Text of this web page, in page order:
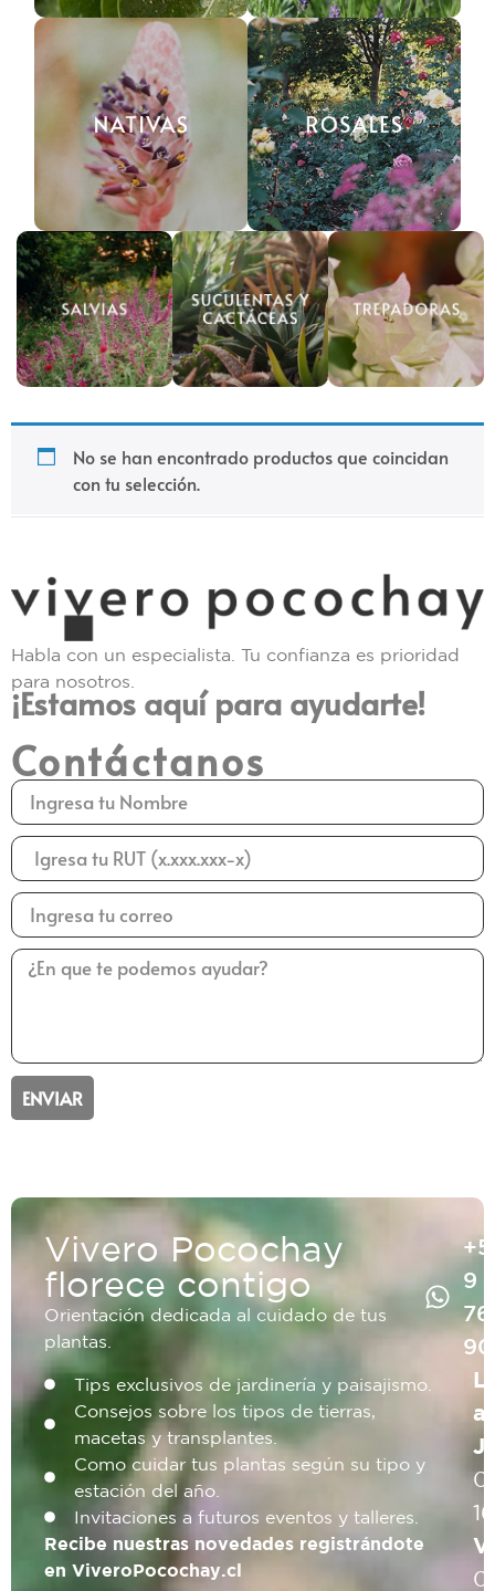
No se han encontrado productos que coincidan
con tu selección.
Habla con un especialista. Tu confianza es prioridad
para nosotros.
¡Estamos aquí para ayudarte!
Contáctanos
ENVIAR
Vivero Pocochay
florece contigo
Orientación dedicada al cuidado de tus
plantas.
Tips exclusivos de jardinería y paisajismo.
Consejos sobre los tipos de tierras,
macetas y transplantes.
Como cuidar tus plantas según su tipo y
estación del año.
Invitaciones a futuros eventos y talleres.
Recibe nuestras novedades registrándote
en ViveroPocochay.cl
9
a